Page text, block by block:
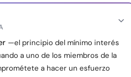
—el principio del mínimo interés
a uno de los miembros de la
a hacer un esfuerzo